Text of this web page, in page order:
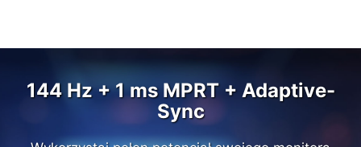
144 Hz + 1 ms MPRT + AMD
FreeSync™
144 Hz + 1 ms MPRT + Adaptive-
Sync